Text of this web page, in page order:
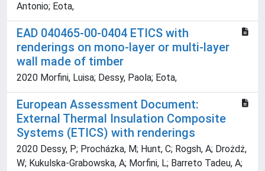
Antonio; Eota,
EAD 040465-00-0404 ETICS with
renderings on mono-layer or multi-layer
wall made of timber
2020 Morfini, Luisa; Dessy, Paola; Eota,
European Assessment Document:
External Thermal Insulation Composite
Systems (ETICS) with renderings
2020 Dessy, P; Procházka, M; Hunt, C; Rogsh, A; Drożdż,
W; Kukulska-Grabowska, A; Morfini, L; Barreto Tadeu, A;